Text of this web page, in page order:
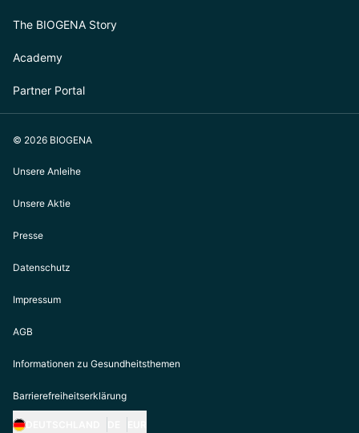
The BIOGENA Story
Academy
Partner Portal
© 2026 BIOGENA
Unsere Anleihe
Unsere Aktie
Presse
Datenschutz
Impressum
AGB
Informationen zu Gesundheitsthemen
Barrierefreiheitserklärung